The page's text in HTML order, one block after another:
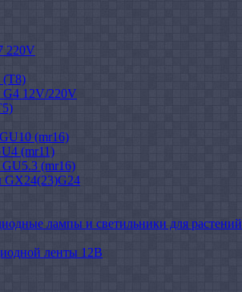
220V
(T8)
12V/220V
(mr16)
(mr11)
(mr16)
GX24(23)G24
лампы и светильники для растений
ленты 12В